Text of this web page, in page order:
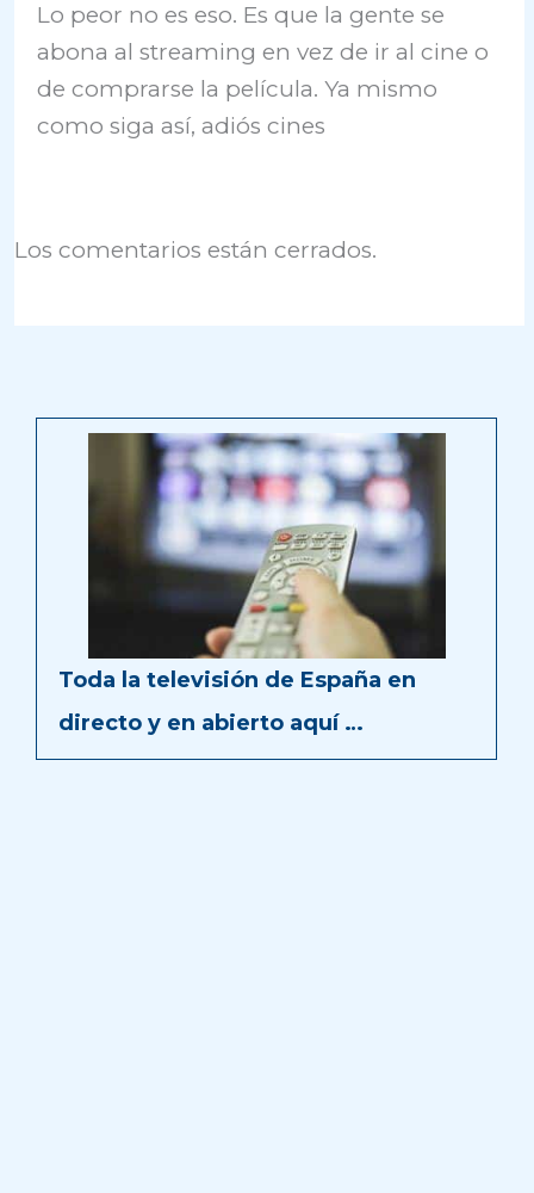
Lo peor no es eso. Es que la gente se
abona al streaming en vez de ir al cine o
de comprarse la película. Ya mismo
como siga así, adiós cines
Los comentarios están cerrados.
Toda la televisión de España en
directo y en abierto aquí …